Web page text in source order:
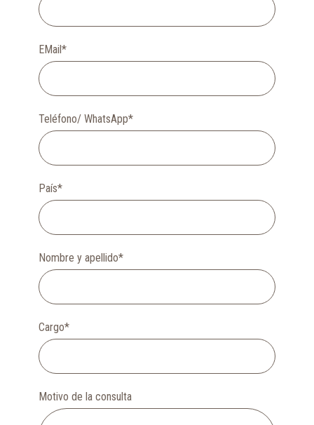
EMail*
Teléfono/ WhatsApp*
País*
Nombre y apellido*
Cargo*
Motivo de la consulta